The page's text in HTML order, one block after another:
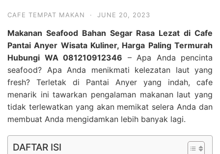
CAFE TEMPAT MAKAN · JUNE 20, 2023
Makanan Seafood Bahan Segar Rasa Lezat di Cafe
Pantai Anyer Wisata Kuliner, Harga Paling Termurah
Hubungi WA 081210912346 – Apa Anda pencinta
seafood? Apa Anda menikmati kelezatan laut yang
fresh? Terletak di Pantai Anyer yang indah, cafe
menarik ini tawarkan pengalaman makanan laut yang
tidak terlewatkan yang akan memikat selera Anda dan
membuat Anda mengidamkan lebih banyak lagi.
DAFTAR ISI